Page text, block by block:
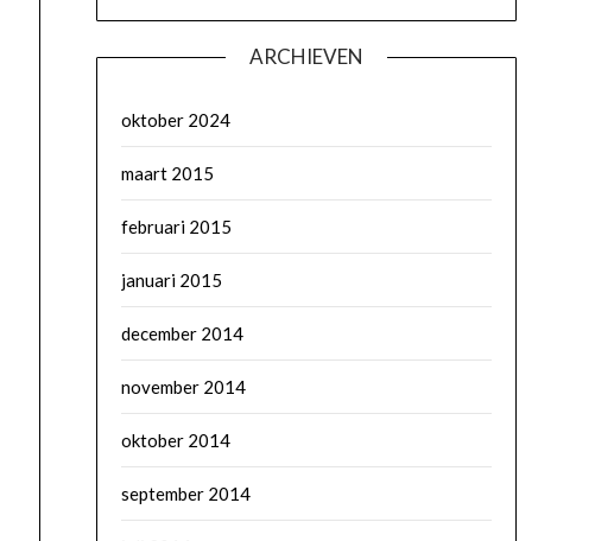
ARCHIEVEN
oktober 2024
maart 2015
februari 2015
januari 2015
december 2014
november 2014
oktober 2014
september 2014